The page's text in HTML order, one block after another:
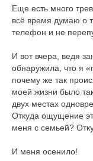
Еще есть много
всё время думаю о
телефон и не
И вот вчера, ведя
обнаружила, что я
почему же так
моей жизни было
двух местах
Откуда ощущение
меня с семьей?
И меня осенило!